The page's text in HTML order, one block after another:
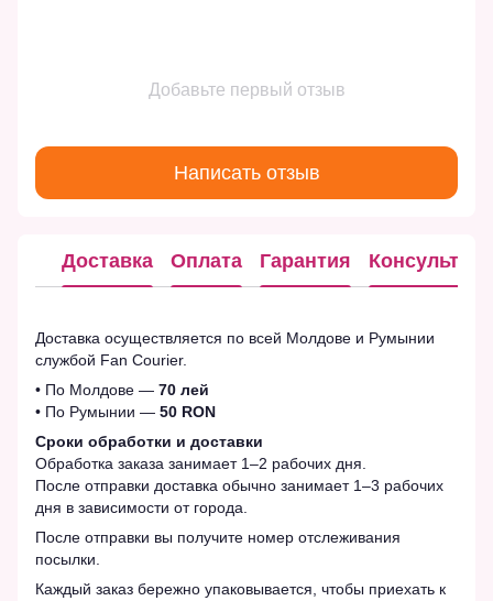
Добавьте первый отзыв
Написать отзыв
Доставка Оплата Гарантия
Доставка осуществляется по всей Молдове и Румынии
службой Fan Courier.
• По Молдове — 70 лей
• По Румынии — 50 RON
Сроки обработки и доставки
Обработка заказа занимает 1–2 рабочих дня.
После отправки доставка обычно занимает 1–3 рабочих
дня в зависимости от города.
После отправки вы получите номер отслеживания
посылки.
Каждый заказ бережно упаковывается, чтобы приехать к